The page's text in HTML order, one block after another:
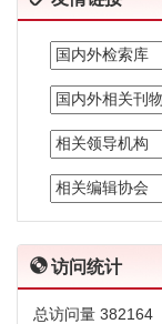
访问统计
总访问量 382164